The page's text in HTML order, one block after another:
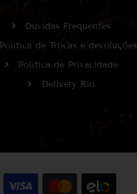
Dúvidas Frequentes
Política de Trocas e devoluções
Política de Privacidade
Delivery Rio